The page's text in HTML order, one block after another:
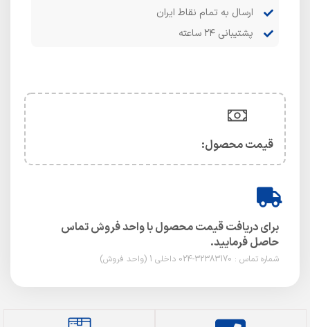
ارسال به تمام نقاط ایران
پشتیبانی ۲۴ ساعته
قیمت محصول:​
برای دریافت قیمت محصول با واحد فروش تماس
حاصل فرمایید.
شماره تماس : 32383170-024 داخلی 1 (واحد فروش)